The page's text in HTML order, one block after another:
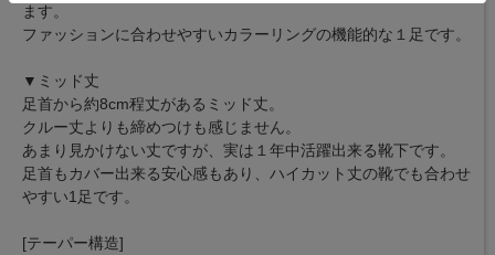
ます。
ファッションに合わせやすいカラーリングの機能的な１足です。
▼ミッド丈
足首から約8cm程丈があるミッド丈。
クルー丈よりも締めつけも感じません。
あまり見かけない丈ですが、実は１年中活躍出来る靴下です。
足首もカバー出来る安心感もあり、ハイカット丈の靴でも合わせ
やすい1足です。
[テーパー構造]